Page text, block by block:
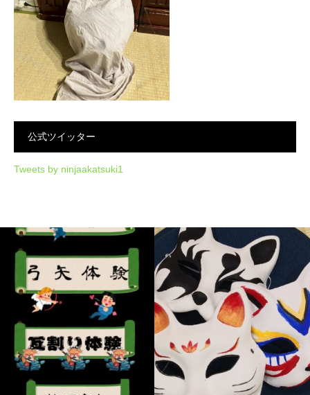
公式ツイッター
Tweets by ninjaakatsuki1